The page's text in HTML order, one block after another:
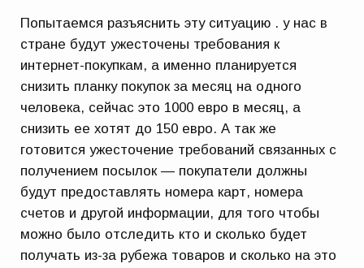
Попытаемся разъяснить эту ситуацию . у нас в
стране будут ужесточены требования к
интернет-покупкам, а именно планируется
снизить планку покупок за месяц на одного
человека, сейчас это 1000 евро в месяц, а
снизить ее хотят до 150 евро. А так же
готовится ужесточение требований связанных с
получением посылок — покупатели должны
будут предоставлять номера карт, номера
счетов и другой информации, для того чтобы
можно было отследить кто и сколько будет
получать из-за рубежа товаров и сколько на это